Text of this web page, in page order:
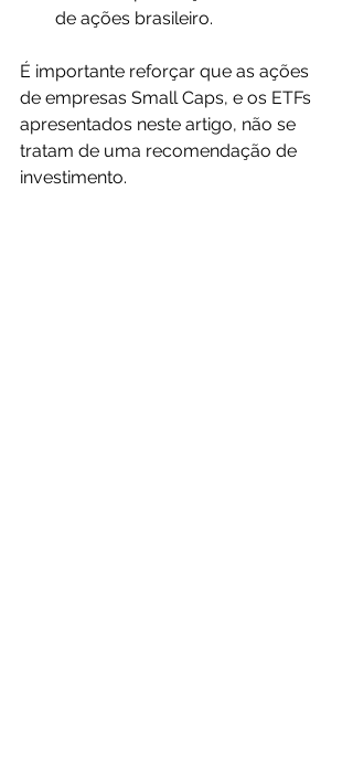
de ações brasileiro.
É importante reforçar que as ações
de empresas Small Caps, e os ETFs
apresentados neste artigo, não se
tratam de uma recomendação de
investimento.